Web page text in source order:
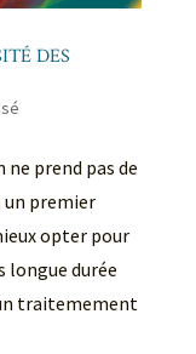
DES
prend pas de
un premier
opter pour
durée
traitemement